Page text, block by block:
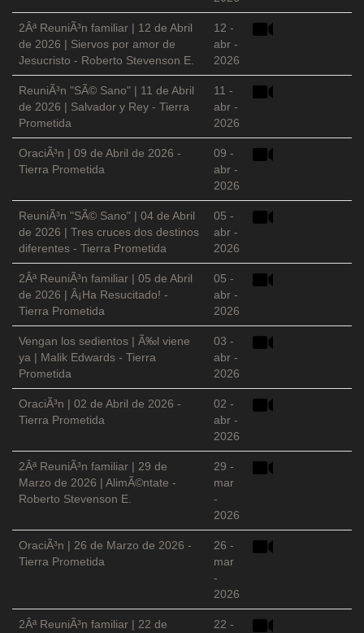
2Âª ReuniÃ³n familiar | 12 de Abril
de 2026 | Siervos por amor de
Jesucristo - Roberto Stevenson E.
12 -
abr -
2026
ReuniÃ³n "SÃ© Sano" | 11 de Abril
de 2026 | Salvador y Rey - Tierra
Prometida
11 -
abr -
2026
OraciÃ³n | 09 de Abril de 2026 -
Tierra Prometida
09 -
abr -
2026
ReuniÃ³n "SÃ© Sano" | 04 de Abril
de 2026 | Tres cruces dos destinos
diferentes - Tierra Prometida
05 -
abr -
2026
2Âª ReuniÃ³n familiar | 05 de Abril
de 2026 | Â¡Ha Resucitado! -
Tierra Prometida
05 -
abr -
2026
Vengan los sedientos | Ã‰l viene
ya | Malik Edwards - Tierra
Prometida
03 -
abr -
2026
OraciÃ³n | 02 de Abril de 2026 -
Tierra Prometida
02 -
abr -
2026
2Âª ReuniÃ³n familiar | 29 de
Marzo de 2026 | AlimÃ©ntate -
Roberto Stevenson E.
29 -
mar
-
2026
OraciÃ³n | 26 de Marzo de 2026 -
Tierra Prometida
26 -
mar
-
2026
2Âª ReuniÃ³n familiar | 22 de
22 -